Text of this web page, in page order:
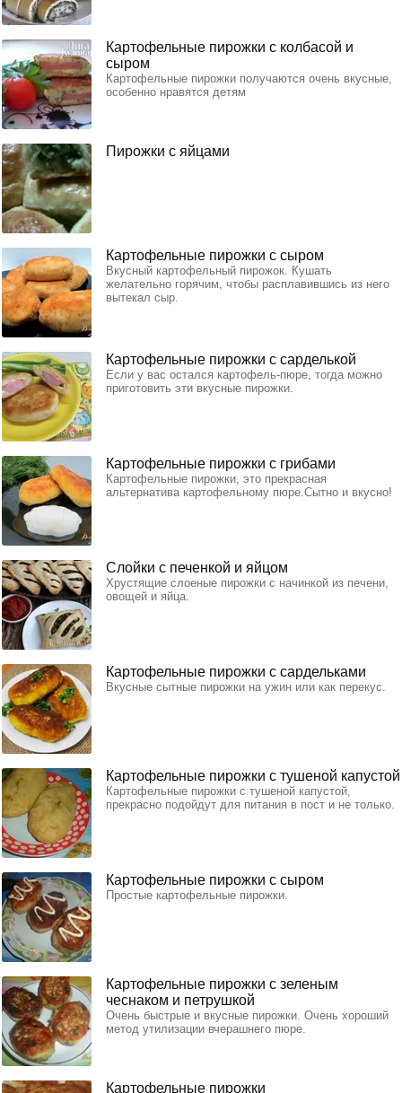
Картофельные пирожки с колбасой и
сыром
Картофельные пирожки получаются очень вкусные,
особенно нравятся детям
Пирожки с яйцами
Картофельные пирожки с сыром
Вкусный картофельный пирожок. Кушать
желательно горячим, чтобы расплавившись из него
вытекал сыр.
Картофельные пирожки с сарделькой
Если у вас остался картофель-пюре, тогда можно
приготовить эти вкусные пирожки.
Картофельные пирожки с грибами
Картофельные пирожки, это прекрасная
альтернатива картофельному пюре.Сытно и вкусно!
Слойки с печенкой и яйцом
Хрустящие слоеные пирожки с начинкой из печени,
овощей и яйца.
Картофельные пирожки с сардельками
Вкусные сытные пирожки на ужин или как перекус.
Картофельные пирожки с тушеной капустой
Картофельные пирожки с тушеной капустой,
прекрасно подойдут для питания в пост и не только.
Картофельные пирожки с сыром
Простые картофельные пирожки.
Картофельные пирожки с зеленым
чеснаком и петрушкой
Очень быстрые и вкусные пирожки. Очень хороший
метод утилизации вчерашнего пюре.
Картофельные пирожки